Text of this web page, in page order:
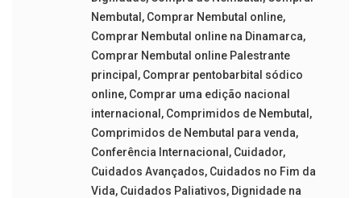
Nembutal , Comprar Nembutal online,
Comprar Nembutal online na Dinamarca,
Comprar Nembutal online Palestrante
principal , Comprar pentobarbital sódico
online, Comprar uma edição nacional
internacional , Comprimidos de Nembutal ,
Comprimidos de Nembutal para venda,
Conferência Internacional , Cuidador,
Cuidados Avançados, Cuidados no Fim da
Vida, Cuidados Paliativos, Dignidade na